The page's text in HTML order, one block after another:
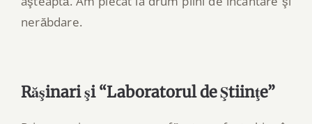
nerăbdare.
Răşinari şi “Laboratorul de Ştiinţe”